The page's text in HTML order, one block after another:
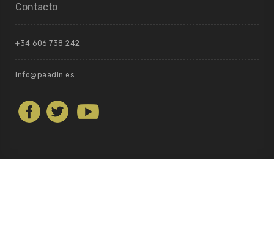
Contacto
+34 606 738 242
info@paadin.es